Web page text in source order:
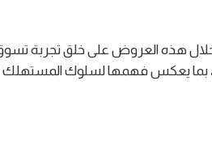
هذه العروض على خلق تجربة تسوق
بما يعكس فهمها لسلوك المستهلك